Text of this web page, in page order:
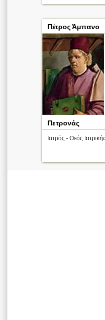
Πέτρος Άμπανο
Πετρονάς
Ιατρός - Θεός